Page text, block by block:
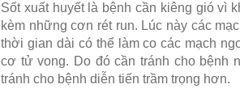
Sốt xuất huyết là bệnh cần kiêng gió vì
kèm những cơn rét run. Lúc này các
thời gian dài có thể làm co các mạch
cơ tử vong. Do đó cần tránh cho bệnh
tránh cho bệnh diễn tiến trầm trọng hơn.